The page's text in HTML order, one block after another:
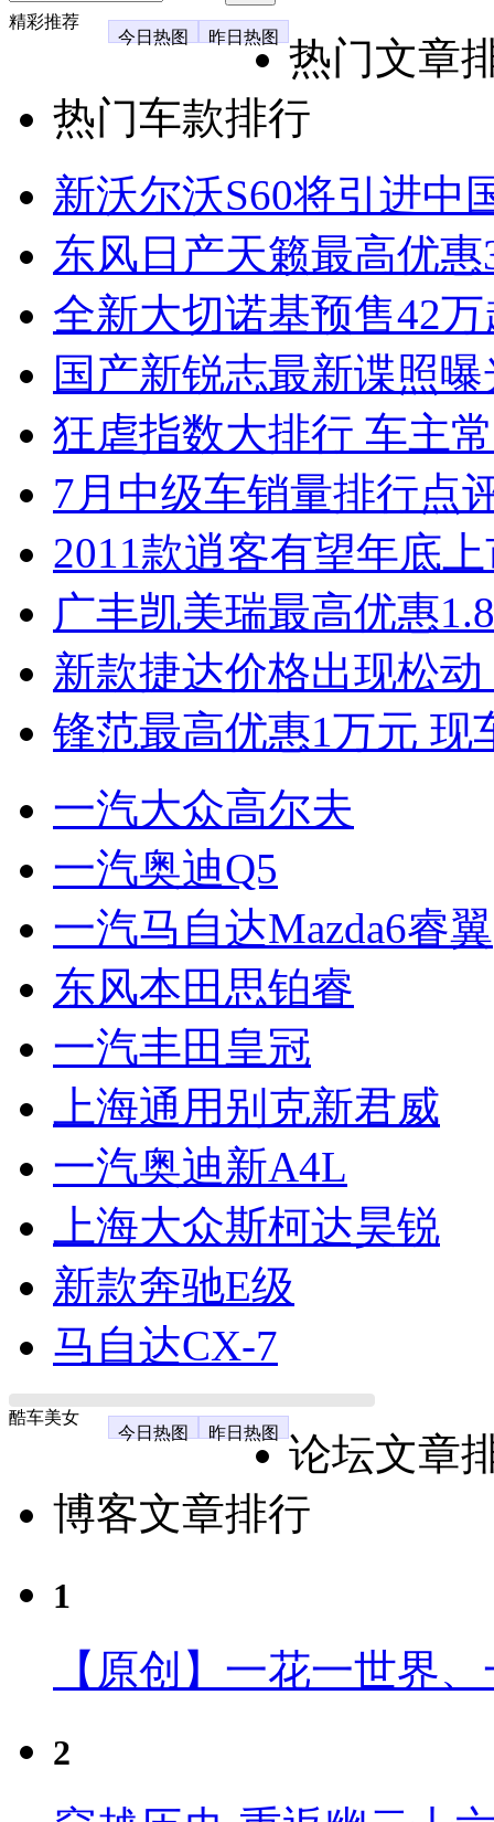
精彩推荐
今日热图
昨日热图
热门文章
热门车款排行
新沃尔沃S60将引进中
东风日产天籁最高优
全新大切诺基预售42
国产新锐志最新谍照
狂虐指数大排行 车主
7月中级车销量排行点
2011款逍客有望年底
广丰凯美瑞最高优惠
新款捷达价格出现松
锋范最高优惠1万元 现
一汽大众高尔夫
一汽奥迪Q5
一汽马自达Mazda6睿翼
东风本田思铂睿
一汽丰田皇冠
上海通用别克新君威
一汽奥迪新A4L
上海大众斯柯达昊锐
新款奔驰E级
马自达CX-7
酷车美女
今日热图
昨日热图
论坛文章
博客文章排行
1
【原创】一花一世界
2